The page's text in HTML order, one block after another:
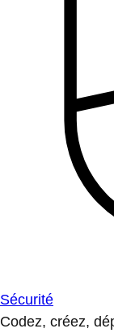
Sécurité
Codez, créez,